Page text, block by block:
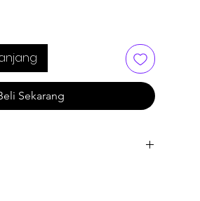
Sekarang